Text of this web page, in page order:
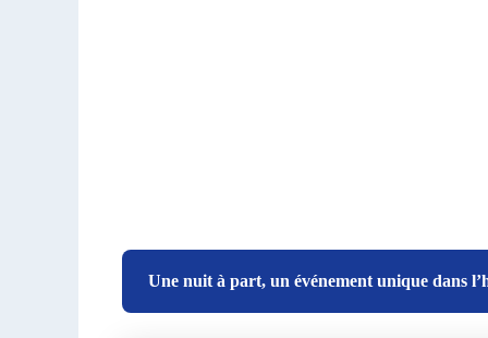
Une nuit à part, un événement unique dans